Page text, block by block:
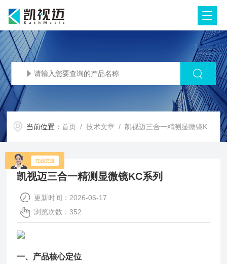
当前位置：首页 /技术文章 / 凯视迈三合一精测显微镜KC系列
凯视迈三合一精测显微镜KC系列
更新时间：2026-06-17
浏览次数：352
一、产品核心定位